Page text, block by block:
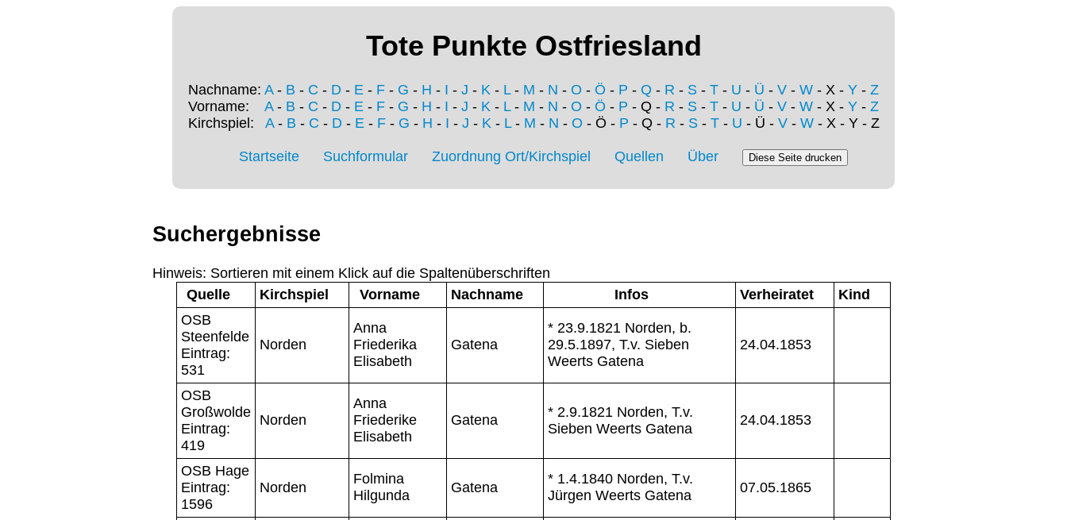
Tote Punkte Ostfriesland
Nachname: A- B - C - D - E - F - G - H - I - J - K - L- M - N - O - Ö - P - Q - R - S - T - U - Ü - V - W - X - Y - Z
Vorname: A- B - C - D - E - F - G - H - I - J - K - L- M - N - O - Ö - P - Q - R - S - T - U - Ü - V - W - X - Y - Z
Kirchspiel: A- B - C - D- E- F- G - H - I - J - K- L- M - N - O - Ö - P - Q - R - S- T- U - Ü - V- W- X - Y - Z
Startseite Suchformular Zuordnung Ort/Kirchspiel Quellen Über
Suchergebnisse
Hinweis: Sortieren mit einem Klick auf die Spaltenüberschriften
Quelle
Kirchspiel Vorname Nachname Infos Verheiratet
Kind
OSB
Steenfelde
Eintrag:
531
Norden
Anna
Friederika
Elisabeth
Gatena
* 23.9.1821 Norden, b.
29.5.1897, T.v. Sieben
Weerts Gatena
24.04.1853
OSB
Großwolde
Eintrag:
419
Norden
Anna
Friederike
Elisabeth
Gatena
* 2.9.1821 Norden, T.v.
Sieben Weerts Gatena
24.04.1853
OSB Hage
Eintrag:
1596
Norden
Folmina
Hilgunda
Gatena
* 1.4.1840 Norden, T.v.
Jürgen Weerts Gatena
07.05.1865